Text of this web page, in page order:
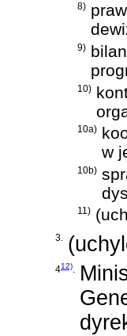
8)
9)
10)
10a)
w
10b)
11)
3.
412).